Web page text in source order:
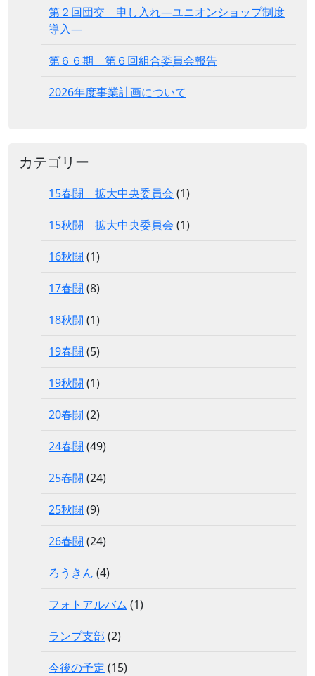
第２回団交 申し入れ―ユニオンショップ制度
導入―
第６６期 第６回組合委員会報告
2026年度事業計画について
カテゴリー
15春闘 拡大中央委員会 (1)
15秋闘 拡大中央委員会 (1)
16秋闘 (1)
17春闘 (8)
18秋闘 (1)
19春闘 (5)
19秋闘 (1)
20春闘 (2)
24春闘 (49)
25春闘 (24)
25秋闘 (9)
26春闘 (24)
ろうきん (4)
フォトアルバム (1)
ランプ支部 (2)
今後の予定 (15)